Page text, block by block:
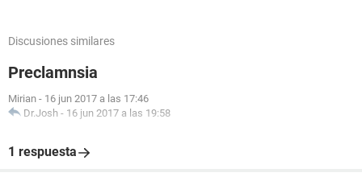
Discusiones similares
Preclamnsia
Mirian - 16 jun 2017 a las 17:46
Dr.Josh - 16 jun 2017 a las 19:58
1 respuesta